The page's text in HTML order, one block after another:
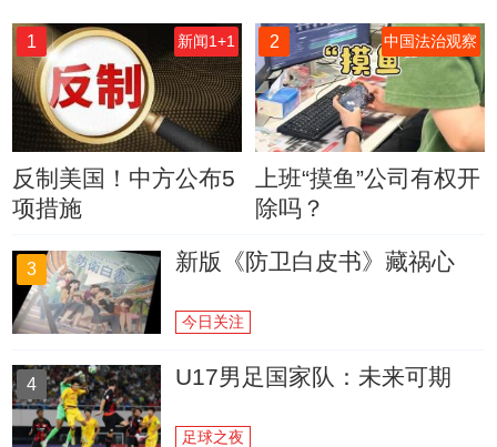
1 新闻1+1
反制美国！中方公布5
项措施
2 中国法治观察
上班“摸鱼”公司有权开
除吗？
3 新版《防卫白皮书》藏祸心
今日关注
4 U17男足国家队：未来可期
足球之夜